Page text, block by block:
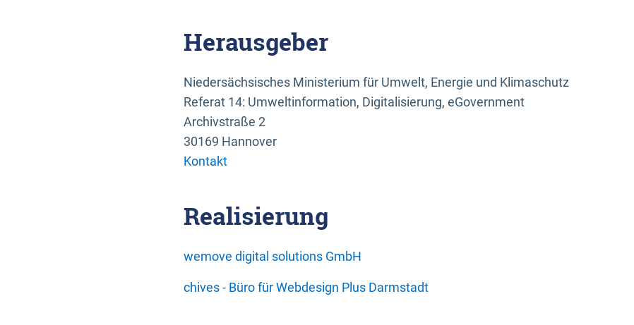
Herausgeber
Niedersächsisches Ministerium für Umwelt, Energie und Klimaschutz
Referat 14: Umweltinformation, Digitalisierung, eGovernment
Archivstraße 2
30169 Hannover
Kontakt
Realisierung
wemove digital solutions GmbH
chives - Büro für Webdesign Plus Darmstadt